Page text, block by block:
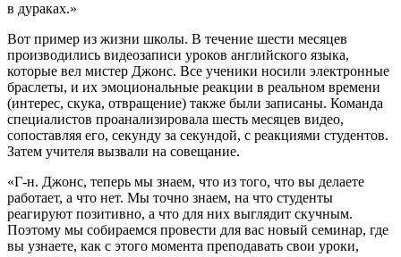
в дураках.»
Вот пример из жизни школы. В течение шести месяцев
производились видеозаписи уроков английского языка,
которые вел мистер Джонс. Все ученики носили электронные
браслеты, и их эмоциональные реакции в реальном времени
(интерес, скука, отвращение) также были записаны. Команда
специалистов проанализировала шесть месяцев видео,
сопоставляя его, секунду за секундой, с реакциями студентов.
Затем учителя вызвали на совещание.
«Г-н. Джонс, теперь мы знаем, что из того, что вы делаете
работает, а что нет. Мы точно знаем, на что студенты
реагируют позитивно, а что для них выглядит скучным.
Поэтому мы собираемся провести для вас новый семинар, где
вы узнаете, как с этого момента преподавать свои уроки,